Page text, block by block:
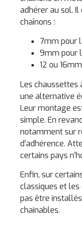
adhérer au sol.
chaînons :
7mm pour
9mm pour
12 ou
Les chaussettes
une alternative
Leur montage
simple. En
notamment sur
d’adhérence.
certains pays
Enfin, sur
classiques et
pas être
chainables.